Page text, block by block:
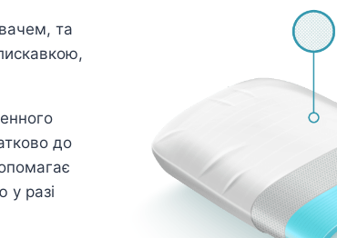
та
до
у разі